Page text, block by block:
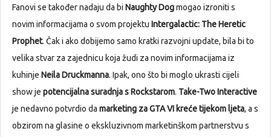
Fanovi se također nadaju da bi Naughty Dogmogao izroniti s
novim informacijama o svom projektu Intergalactic: The Heretic
Prophet. Čak i ako dobijemo samo kratki razvojni update, bila bi to
velika stvar za zajednicu koja žudi za novim informacijama iz
kuhinje Neila Druckmanna. Ipak, ono što bi moglo ukrasti cijeli
show je potencijalna suradnja s Rockstarom. Take-Two Interactive
je nedavno potvrdio da marketing za GTA VI kreće tijekom ljeta, a s
obzirom na glasine o ekskluzivnom marketinškom partnerstvu s